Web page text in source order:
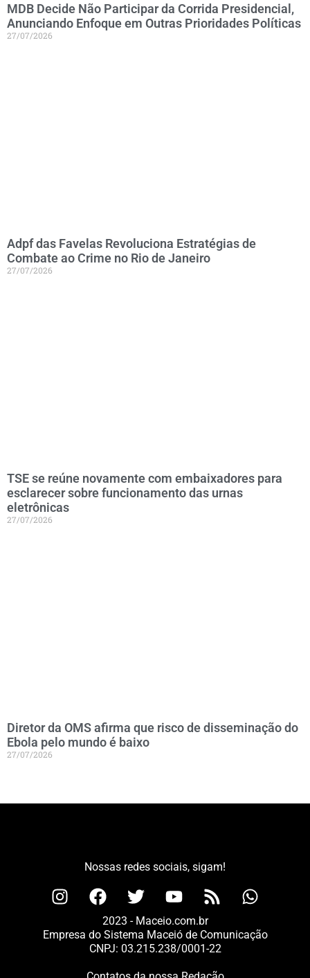
MDB Decide Não Participar da Corrida Presidencial,
Anunciando Enfoque em Outras Prioridades Políticas
27/07/2026
Adpf das Favelas Revoluciona Estratégias de
Combate ao Crime no Rio de Janeiro
27/07/2026
TSE se reúne novamente com embaixadores para
esclarecer sobre funcionamento das urnas
eletrônicas
27/07/2026
Diretor da OMS afirma que risco de disseminação do
Ebola pelo mundo é baixo
27/07/2026
Nossas redes sociais, sigam!
2023 - Maceio.com.br
Empresa do Sistema Maceió de Comunicação
CNPJ: 03.215.238/0001-22